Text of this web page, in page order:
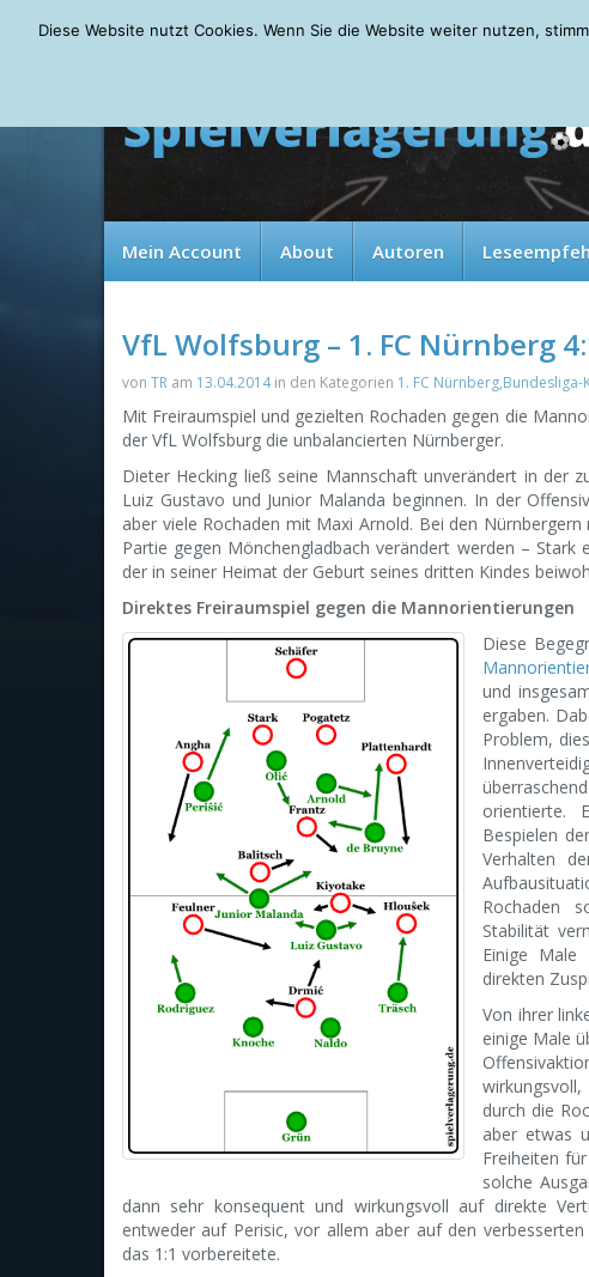
Sunday, 09.08.2026
Mein Account About Autoren
VfL Wolfsburg – 1. FC Nürnberg
von TR am 13.04.2014in den Kategorien 1. FC Nürnberg,Bundesliga-
Mit Freiraumspiel und gezielten Rochaden gegen die
der VfL Wolfsburg die unbalancierten Nürnberger.
Dieter Hecking ließ seine Mannschaft unverändert in der
Luiz Gustavo und Junior Malanda beginnen. In der
aber viele Rochaden mit Maxi Arnold. Bei den
Partie gegen Mönchengladbach verändert werden –
der in seiner Heimat der Geburt seines dritten Kindes
Direktes Freiraumspiel gegen die Mannorientierungen
Diese
und
ergaben.
Problem,
orientierte.
Bespielen
Verhalten
Rochaden
Stabilität
Einige Male
direkten
Von ihrer
einige Male
durch die
aber etwas
Freiheiten
solche
dann sehr konsequent und wirkungsvoll auf direkte
entweder auf Perisic, vor allem aber auf den
das 1:1 vorbereitete.
Diese Website nutzt Cookies. Wenn Sie die Website weiter nutzen,